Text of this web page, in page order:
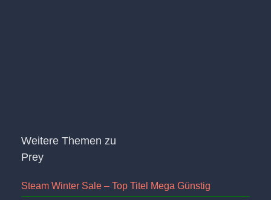
Weitere Themen zu
Prey
Steam Winter Sale – Top Titel Mega Günstig